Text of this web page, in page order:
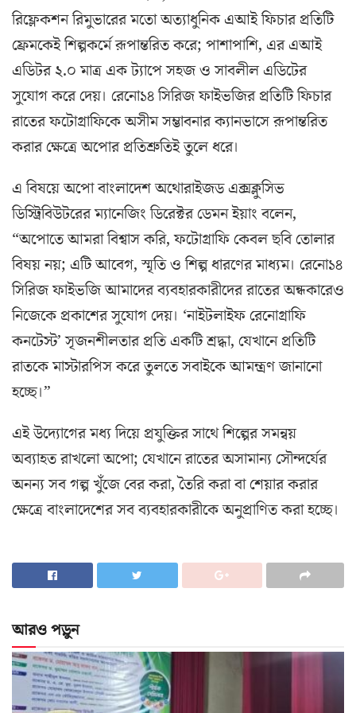
রিফ্লেকশন রিমুভারের মতো অত্যাধুনিক এআই ফিচার প্রতিটি
ফ্রেমকেই শিল্পকর্মে রূপান্তরিত করে; পাশাপাশি, এর এআই
এডিটর ২.০ মাত্র এক ট্যাপে সহজ ও সাবলীল এডিটের
সুযোগ করে দেয়। রেনো১৪ সিরিজ ফাইভজির প্রতিটি ফিচার
রাতের ফটোগ্রাফিকে অসীম সম্ভাবনার ক্যানভাসে রূপান্তরিত
করার ক্ষেত্রে অপোর প্রতিশ্রুতিই তুলে ধরে।
এ বিষয়ে অপো বাংলাদেশ অথোরাইজড এক্সক্লুসিভ
ডিস্ট্রিবিউটরের ম্যানেজিং ডিরেক্টর ডেমন ইয়াং বলেন,
“অপোতে আমরা বিশ্বাস করি, ফটোগ্রাফি কেবল ছবি তোলার
বিষয় নয়; এটি আবেগ, স্মৃতি ও শিল্প ধারণের মাধ্যম। রেনো১৪
সিরিজ ফাইভজি আমাদের ব্যবহারকারীদের রাতের অন্ধকারেও
নিজেকে প্রকাশের সুযোগ দেয়। ‘নাইটলাইফ রেনোগ্রাফি
কনটেস্ট’ সৃজনশীলতার প্রতি একটি শ্রদ্ধা, যেখানে প্রতিটি
রাতকে মাস্টারপিস করে তুলতে সবাইকে আমন্ত্রণ জানানো
হচ্ছে।”
এই উদ্যোগের মধ্য দিয়ে প্রযুক্তির সাথে শিল্পের সমন্বয়
অব্যাহত রাখলো অপো; যেখানে রাতের অসামান্য সৌন্দর্যের
অনন্য সব গল্প খুঁজে বের করা, তৈরি করা বা শেয়ার করার
ক্ষেত্রে বাংলাদেশের সব ব্যবহারকারীকে অনুপ্রাণিত করা হচ্ছে।
আরও পড়ুন